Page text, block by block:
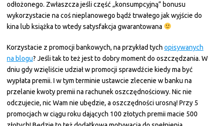
odłożonego. Zwłaszcza jeśli część „konsumpcyjną” bonusu
wykorzystacie na coś nieplanowego bądź trwałego jak wyjście do
kina lub książka to wtedy satysfakcja gwarantowana
Korzystacie z promocji bankowych, na przykład tych opisywanych
na blogu? Jeśli tak to też jest to dobry moment do oszczędzania. W
dniu gdy wzięliście udział w promocji sprawdźcie kiedy ma być
wypłata premii. I w tym terminie ustawcie zlecenie w banku na
przelanie kwoty premii na rachunek oszczędnościowy. Nic nie
odczujecie, nic Wam nie ubędzie, a oszczędności urosną! Przy 5
promocjach w ciągu roku dających 100 złotych premii macie 500